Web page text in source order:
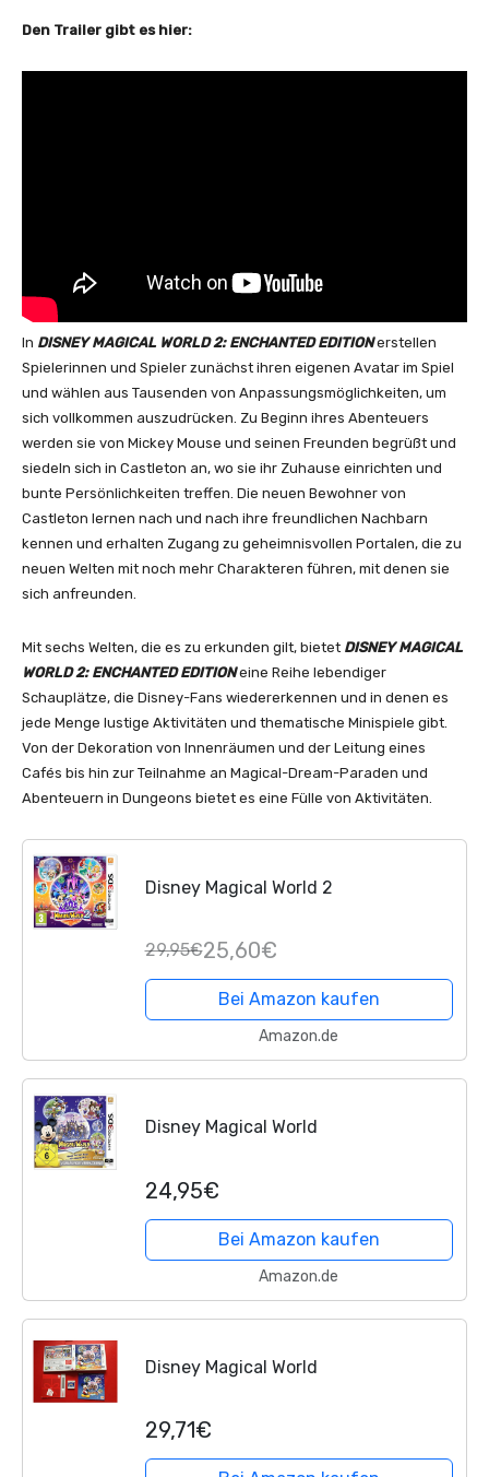
Den Trailer gibt es hier:
In DISNEY MAGICAL WORLD 2: ENCHANTED EDITIONerstellen
Spielerinnen und Spieler zunächst ihren eigenen Avatar im Spiel
und wählen aus Tausenden von Anpassungsmöglichkeiten, um
sich vollkommen auszudrücken. Zu Beginn ihres Abenteuers
werden sie von Mickey Mouse und seinen Freunden begrüßt und
siedeln sich in Castleton an, wo sie ihr Zuhause einrichten und
bunte Persönlichkeiten treffen. Die neuen Bewohner von
Castleton lernen nach und nach ihre freundlichen Nachbarn
kennen und erhalten Zugang zu geheimnisvollen Portalen, die zu
neuen Welten mit noch mehr Charakteren führen, mit denen sie
sich anfreunden.
Mit sechs Welten, die es zu erkunden gilt, bietet DISNEY MAGICAL
WORLD 2: ENCHANTED EDITIONeine Reihe lebendiger
Schauplätze, die Disney-Fans wiedererkennen und in denen es
jede Menge lustige Aktivitäten und thematische Minispiele gibt.
Von der Dekoration von Innenräumen und der Leitung eines
Cafés bis hin zur Teilnahme an Magical-Dream-Paraden und
Abenteuern in Dungeons bietet es eine Fülle von Aktivitäten.
Disney Magical World 2
29,95€25,60€
Bei Amazon kaufen
Amazon.de
Disney Magical World
24,95€
Bei Amazon kaufen
Amazon.de
Disney Magical World
29,71€